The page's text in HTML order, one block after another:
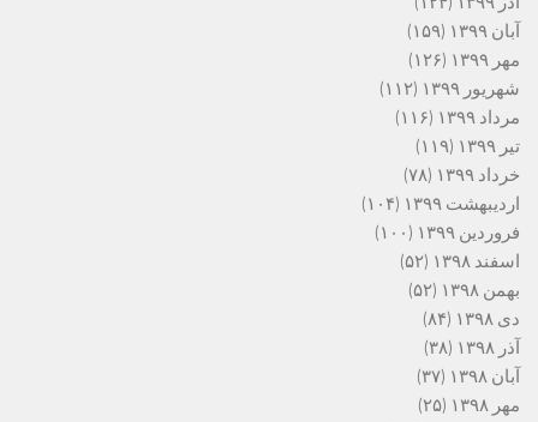
آبان ۱۳۹۹
(۱۵۹)
مهر ۱۳۹۹
(۱۲۶)
شهریور ۱۳۹۹
(۱۱۲)
مرداد ۱۳۹۹
(۱۱۶)
تیر ۱۳۹۹
(۱۱۹)
خرداد ۱۳۹۹
(۷۸)
اردیبهشت ۱۳۹۹
(۱۰۴)
فروردین ۱۳۹۹
(۱۰۰)
اسفند ۱۳۹۸
(۵۲)
بهمن ۱۳۹۸
(۵۲)
دی ۱۳۹۸
(۸۴)
آذر ۱۳۹۸
(۳۸)
آبان ۱۳۹۸
(۳۷)
مهر ۱۳۹۸
(۲۵)